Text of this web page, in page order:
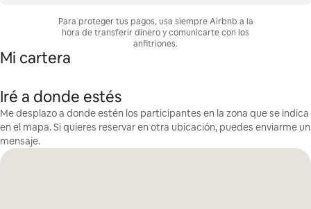
Para proteger tus pagos, usa siempre Airbnb a la
hora de transferir dinero y comunicarte con los
anfitriones.
Mi cartera
Iré a donde estés
Me desplazo a donde estén los participantes en la zona que se indica
en el mapa. Si quieres reservar en otra ubicación, puedes enviarme un
mensaje.